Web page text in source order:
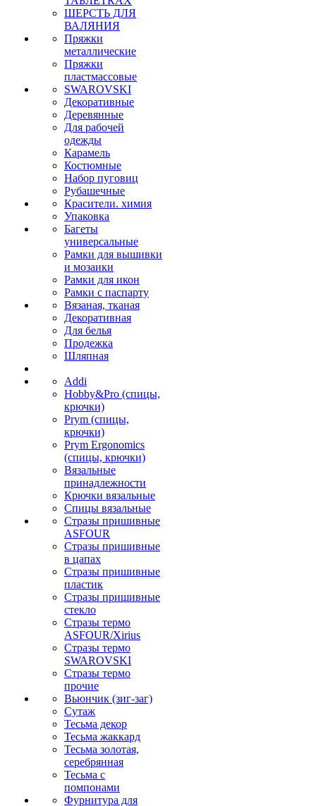
ШЕРСТЬ ДЛЯ
ВАЛЯНИЯ
Пряжки
металлические
Пряжки
пластмассовые
SWAROVSKI
Декоративные
Деревянные
Для рабочей
одежды
Карамель
Костюмные
Набор пуговиц
Рубашечные
Красители. химия
Упаковка
Багеты
универсальные
Рамки для вышивки
и мозаики
Рамки для икон
Рамки с паспарту
Вязаная, тканая
Декоративная
Для белья
Продежка
Шляпная
Addi
Hobby&Pro (спицы,
крючки)
Prym (спицы,
крючки)
Prym Ergonomics
(спицы, крючки)
Вязальные
принадлежности
Крючки вязальные
Спицы вязальные
Стразы пришивные
ASFOUR
Стразы пришивные
в цапах
Стразы пришивные
пластик
Стразы пришивные
стекло
Стразы термо
ASFOUR/Xirius
Стразы термо
SWAROVSKI
Стразы термо
прочие
Вьюнчик (зиг-заг)
Сутаж
Тесьма декор
Тесьма жаккард
Тесьма золотая,
серебрянная
Тесьма с
помпонами
Фурнитура для